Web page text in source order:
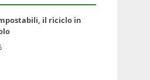
il riciclo in